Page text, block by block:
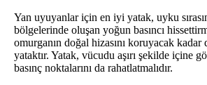
Yan uyuyanlar için en iyi yatak, uyku
bölgelerinde oluşan yoğun basıncı
omurganın doğal hizasını koruyacak
yataktır. Yatak, vücudu aşırı şekilde içine
basınç noktalarını da rahatlatmalıdır.